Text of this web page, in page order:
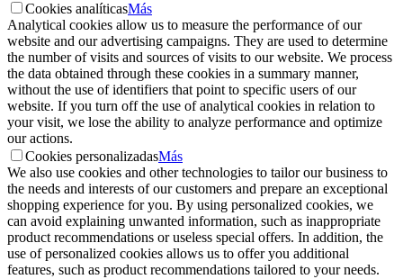
Cookies analíticasMás
Analytical cookies allow us to measure the performance of our
website and our advertising campaigns. They are used to determine
the number of visits and sources of visits to our website. We process
the data obtained through these cookies in a summary manner,
without the use of identifiers that point to specific users of our
website. If you turn off the use of analytical cookies in relation to
your visit, we lose the ability to analyze performance and optimize
our actions.
Cookies personalizadasMás
We also use cookies and other technologies to tailor our business to
the needs and interests of our customers and prepare an exceptional
shopping experience for you. By using personalized cookies, we
can avoid explaining unwanted information, such as inappropriate
product recommendations or useless special offers. In addition, the
use of personalized cookies allows us to offer you additional
features, such as product recommendations tailored to your needs.